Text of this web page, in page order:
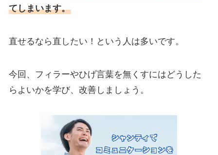
てしまいます。
直せるなら直したい！という人は多いです。
今回、フィラーやひげ言葉を無くすにはどうした
らよいかを学び、改善しましょう。